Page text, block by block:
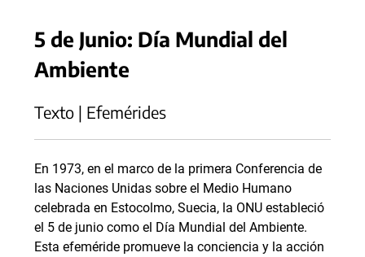
5 de Junio: Día Mundial del
Ambiente
Texto | Efemérides
En 1973, en el marco de la primera Conferencia de
las Naciones Unidas sobre el Medio Humano
celebrada en Estocolmo, Suecia, la ONU estableció
el 5 de junio como el Día Mundial del Ambiente.
Esta efeméride promueve la conciencia y la acción